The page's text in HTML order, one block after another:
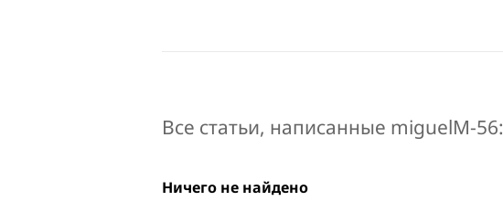
Все статьи, написанные miguelM-56:
Ничего не найдено